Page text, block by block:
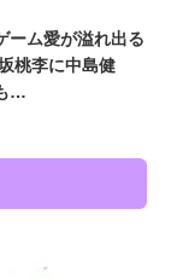
ーム愛が溢れ出る
桃李に中島健
…